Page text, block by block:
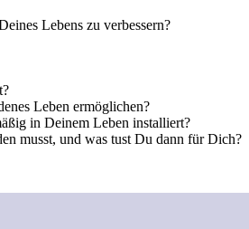
Lebens zu verbessern?
Leben ermöglichen?
in Deinem Leben installiert?
musst, und was tust Du dann für Dich?